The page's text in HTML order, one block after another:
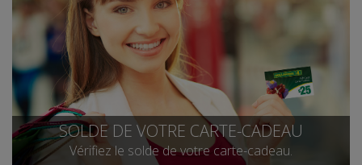
SOLDE DE VOTRE CARTE-CADEAU
Vérifiez le solde de votre carte-cadeau.